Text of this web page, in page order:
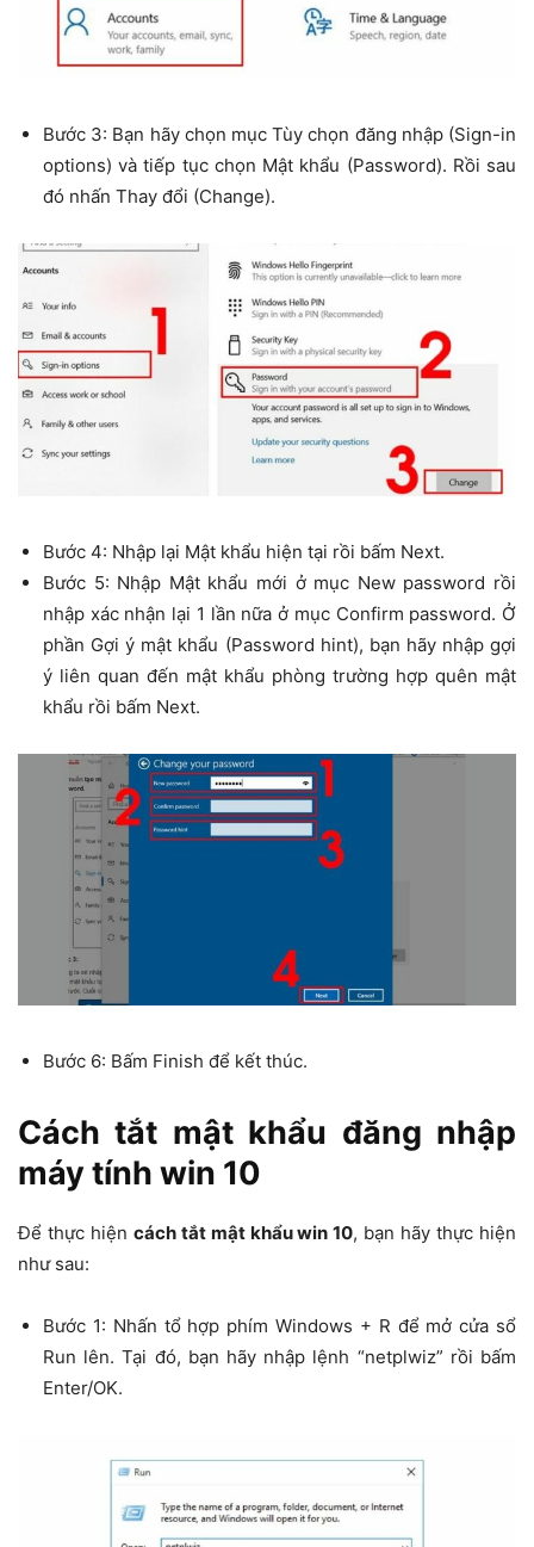
Bước 3: Bạn hãy chọn mục Tùy chọn đăng nhập (Sign-in
options) và tiếp tục chọn Mật khẩu (Password). Rồi sau
đó nhấn Thay đổi (Change).
Bước 4: Nhập lại Mật khẩu hiện tại rồi bấm Next.
Bước 5: Nhập Mật khẩu mới ở mục New password rồi
nhập xác nhận lại 1 lần nữa ở mục Confirm password. Ở
phần Gợi ý mật khẩu (Password hint), bạn hãy nhập gợi
ý liên quan đến mật khẩu phòng trường hợp quên mật
khẩu rồi bấm Next.
Bước 6: Bấm Finish để kết thúc.
Cách tắt mật khẩu đăng nhập
máy tính win 10
Để thực hiện cách tắt mật khẩu win 10, bạn hãy thực hiện
như sau:
Bước 1: Nhấn tổ hợp phím Windows + R để mở cửa sổ
Run lên. Tại đó, bạn hãy nhập lệnh “netplwiz” rồi bấm
Enter/OK.